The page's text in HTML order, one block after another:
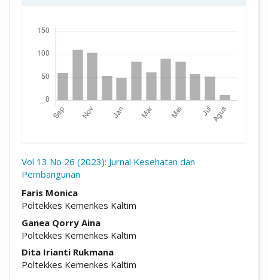
Vol 13 No 26 (2023): Jurnal Kesehatan dan
Pembangunan
Faris Monica
Poltekkes Kemenkes Kaltim
Ganea Qorry Aina
Poltekkes Kemenkes Kaltim
Dita Irianti Rukmana
Poltekkes Kemenkes Kaltim